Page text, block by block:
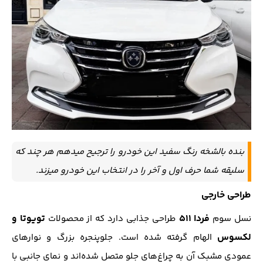
بنده بالشخه رنگ سفید این خودرو را ترجیح میدهم هر چند که
سلیقه شما حرف اول و آخر را در انتخاب این خودرو میزند.
طراحی خارجی
نسل سوم فردا ۵۱۱ طراحی جذابی دارد که از محصولات تویوتا و
لکسوس الهام گرفته شده است. جلوپنجره بزرگ و نوارهای
عمودی مشبک آن به چراغ‌های جلو متصل شده‌اند و نمای جانبی با